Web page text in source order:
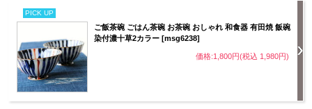
PICK UP
ご飯茶碗 ごはん茶碗 お茶碗 おしゃれ 和食器 有田焼 飯碗
染付濃十草2カラー [msg6238]
価格:1,800円(税込 1,980円)